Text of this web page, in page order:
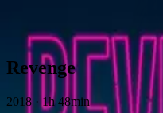
Skip to content
Revenge
2018 · 1h 48min